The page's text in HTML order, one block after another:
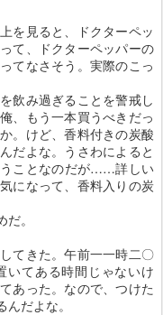
を見ると、ドクターペッ
て、ドクターペッパーの
てなさそう。実際のこっ
飲み過ぎることを警戒し
、もう一本買うべきだっ
。けど、香料付きの炭酸
だよな。うさわによると
うことなのだが……詳しい
になって、香料入りの炭
。
てきた。午前一一時二〇
いてある時間じゃないけ
あった。なので、つけた
だよな。